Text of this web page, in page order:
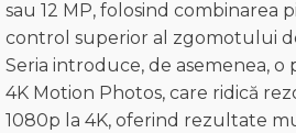
sau 12 MP, folosind combinarea
control superior al zgomotului
Seria introduce, de asemenea,
4K Motion Photos, care ridică
1080p la 4K, oferind rezultate